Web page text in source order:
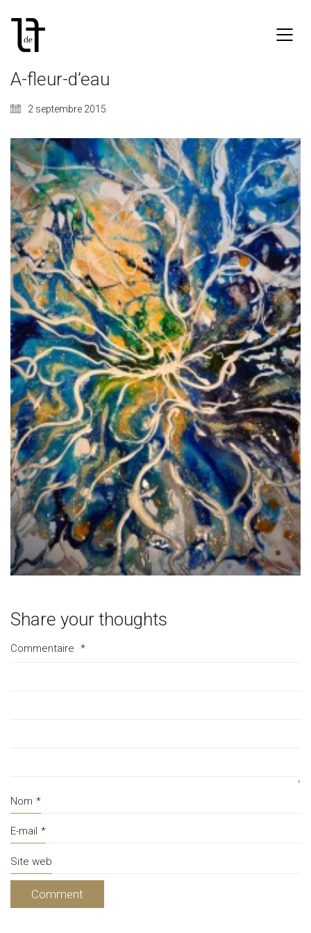
A-fleur-d’eau
2 septembre 2015
Share your thoughts
Commentaire *
Nom *
E-mail *
Site web